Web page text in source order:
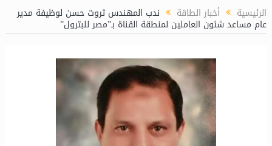
الرئيسية أخبار الطاقة ندب المهندس ثروت حسن لوظيفة مدير
عام مساعد شئون العاملين لمنطقة القناة بـ”مصر للبترول”